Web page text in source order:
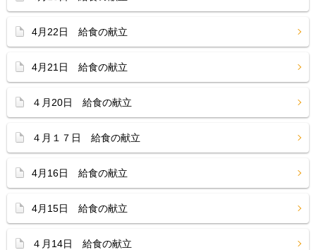
4月22日 給食の献立
4月21日 給食の献立
４月20日 給食の献立
４月１７日 給食の献立
4月16日 給食の献立
4月15日 給食の献立
４月14日 給食の献立